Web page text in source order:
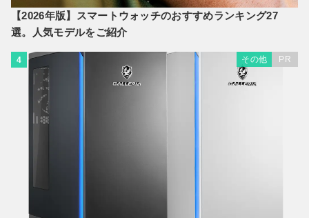
【2026年版】スマートウォッチのおすすめランキング27
選。人気モデルをご紹介
4 その他 PR